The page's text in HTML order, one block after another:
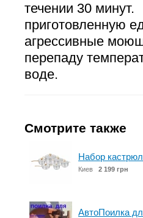
течении 30
приготовленную
агрессивные
перепаду
воде.
Смотрите также
Набор
Киев 2 199 грн
АвтоПоилка